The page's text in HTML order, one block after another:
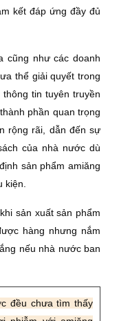
kết đáp ứng đầy đủ
cũng như các doanh
thể giải quyết trong
tin tuyên truyền
phần quan trọng
rộng rãi, dẫn đến sự
của nhà nước dù
sản phẩm amiăng
kiện.
sản xuất sản phẩm
hàng nhưng nắm
nếu nhà nước ban
đều chưa tìm thấy